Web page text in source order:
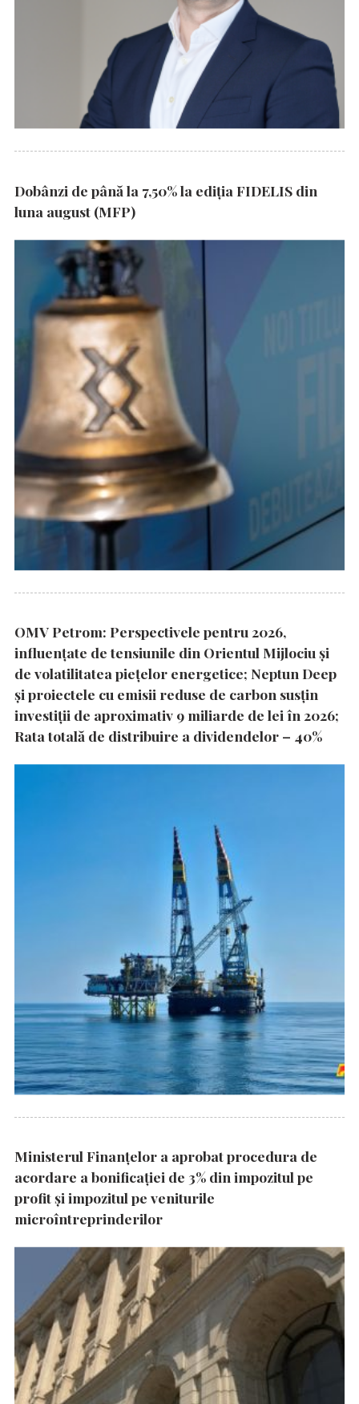
Dobânzi de până la 7,50% la ediția FIDELIS din
luna august (MFP)
OMV Petrom: Perspectivele pentru 2026,
influențate de tensiunile din Orientul Mijlociu și
de volatilitatea piețelor energetice; Neptun Deep
și proiectele cu emisii reduse de carbon susțin
investiții de aproximativ 9 miliarde de lei în 2026;
Rata totală de distribuire a dividendelor – 40%
Ministerul Finanțelor a aprobat procedura de
acordare a bonificației de 3% din impozitul pe
profit și impozitul pe veniturile
microîntreprinderilor